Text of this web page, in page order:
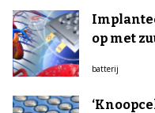
op met
batterij